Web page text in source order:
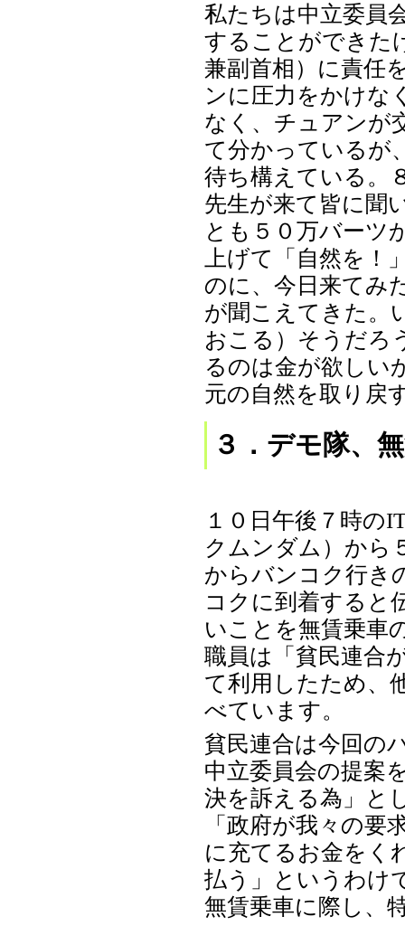
私たちは中立委員
することができた
兼副首相）に責任
ンに圧力をかけな
なく、チュアンが
て分かっているが
待ち構えている。
先生が来て皆に聞
とも５０万バーツ
上げて「自然を
のに、今日来てみ
が聞こえてきた。
おこる）そうだろ
るのは金が欲しい
元の自然を取り戻
３．デモ隊、
１０日午後７時の
クムンダム）から
からバンコク行き
コクに到着すると
いことを無賃乗車
職員は「貧民連合
て利用したため、
べています。
貧民連合は今回の
中立委員会の提案
決を訴える為」と
「政府が我々の
に充てるお金をく
払う」というわけ
無賃乗車に際し、